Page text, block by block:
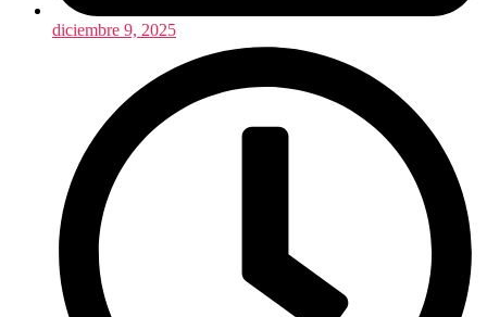
diciembre 9, 2025